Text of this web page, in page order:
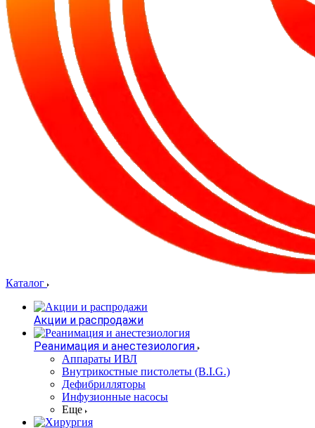
Каталог
Акции и распродажи
Реанимация и анестезиология
Аппараты ИВЛ
Внутрикостные пистолеты (B.I.G.)
Дефибрилляторы
Инфузионные насосы
Еще